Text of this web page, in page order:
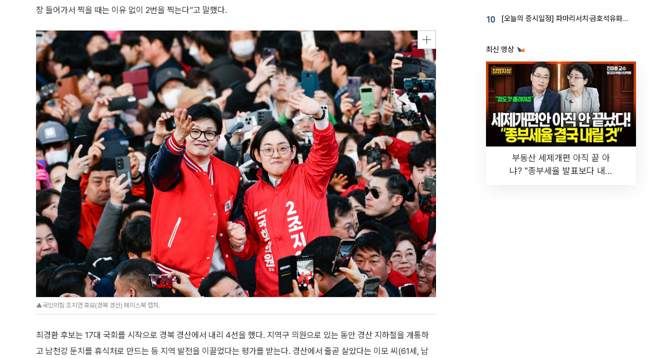
장 들어가서 찍을 때는 이유 없이 2번을 찍는다”고 말했다.
▲국민의힘 조지연 후보(경북 경산) 페이스북 캡쳐.
최경환 후보는 17대 국회를 시작으로 경북 경산에서 내리 4선을 했다. 지역구 의원으로 있는 동안 경산 지하철을 개통하
고 남천강 둔치를 휴식처로 만드는 등 지역 발전을 이끌었다는 평가를 받는다. 경산에서 줄곧 살았다는 이모 씨(61세, 남
10 [오늘의 증시일정] 파마리서치·금호석유화학·코오롱인더·상상인증권 등
최신 영상
부동산 세제개편 아직 끝 아
냐? "종부세율 발표보다 내릴